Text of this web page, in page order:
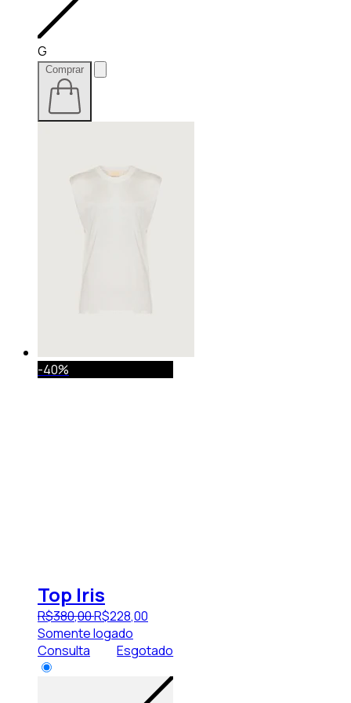
G
Comprar
-40%
Top Iris
R$380,00R$228,00
Somente logado
Consulta
Esgotado